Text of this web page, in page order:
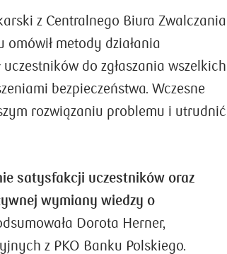
z Centralnego Biura Zwalczania
omówił metody działania
do zgłaszania wszelkich
bezpieczeństwa. Wczesne
rozwiązaniu problemu i utrudnić
satysfakcji uczestników oraz
wymiany wiedzy o
Dorota Herner,
z PKO Banku Polskiego.